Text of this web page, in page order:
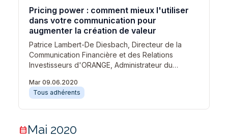
Pricing power : comment mieux l'utiliser
dans votre communication pour
augmenter la création de valeur
Patrice Lambert-De Diesbach, Directeur de la
Communication Financière et des Relations
Investisseurs d'ORANGE, Administrateur du…
Mar 09.06.2020
Tous adhérents
calendar_monthMai 2020